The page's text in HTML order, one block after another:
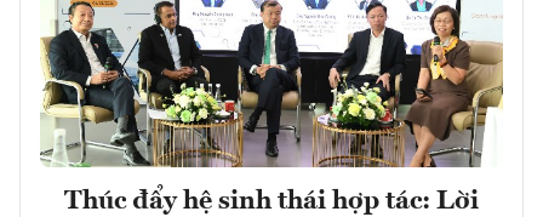
Thúc đẩy hệ sinh thái hợp tác: Lời